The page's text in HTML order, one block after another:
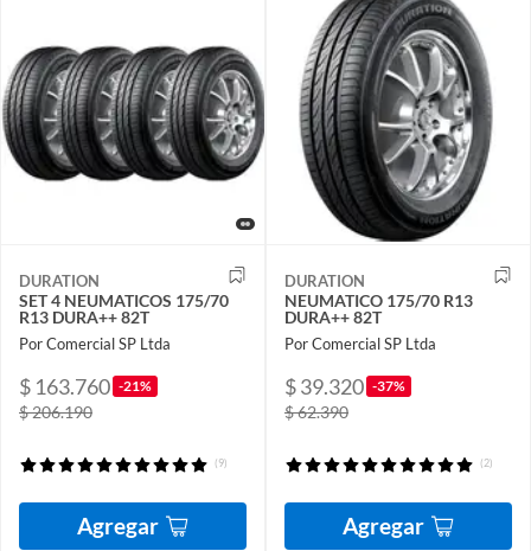
DURATION
SET 4 NEUMATICOS 175/70
R13 DURA++ 82T
Por Comercial SP Ltda
$ 163.760 -21%
$ 206.190
(9)
Agregar
DURATION
NEUMATICO 175/70 R13
DURA++ 82T
Por Comercial SP Ltda
$ 39.320 -37%
$ 62.390
(2)
Agregar